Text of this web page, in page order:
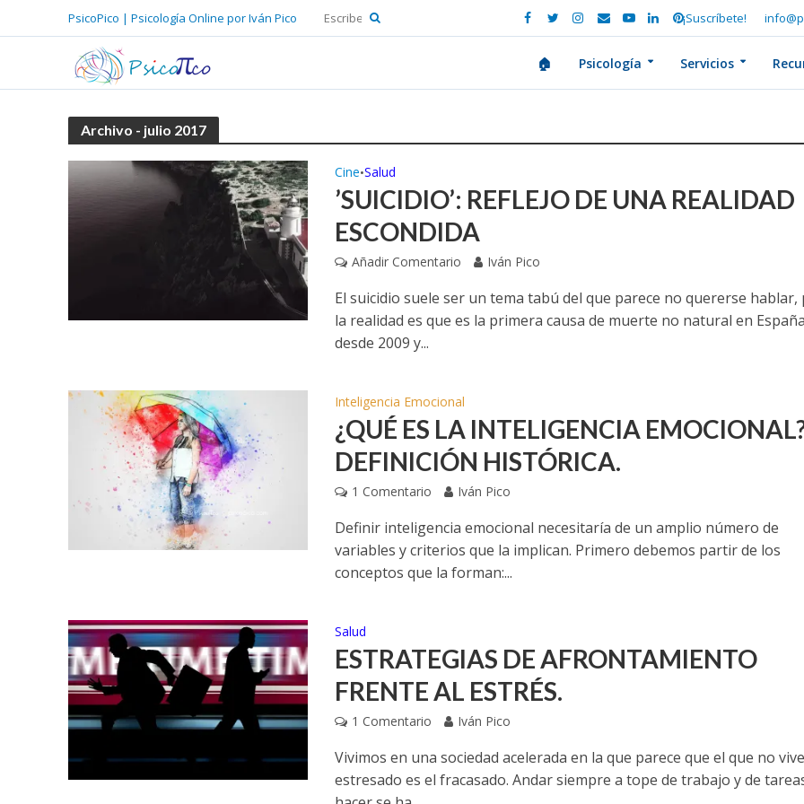
PsicoPico | Psicología Online por Iván Pico ¡Suscríbete!
🏠 Psicología Servicios
Archivo - julio 2017
Cine•Salud
’SUICIDIO’: REFLEJO DE UNA REALIDAD
ESCONDIDA
Añadir Comentario Iván Pico
El suicidio suele ser un tema tabú del que parece no quererse hablar,
la realidad es que es la primera causa de muerte no natural en España
desde 2009 y...
Inteligencia Emocional
¿QUÉ ES LA INTELIGENCIA
DEFINICIÓN HISTÓRICA.
1 Comentario Iván Pico
Definir inteligencia emocional necesitaría de un amplio número de
variables y criterios que la implican. Primero debemos partir de los
conceptos que la forman:...
Salud
ESTRATEGIAS DE AFRONTAMIENTO
FRENTE AL ESTRÉS.
1 Comentario Iván Pico
Vivimos en una sociedad acelerada en la que parece que el que no vive
estresado es el fracasado. Andar siempre a tope de trabajo y de